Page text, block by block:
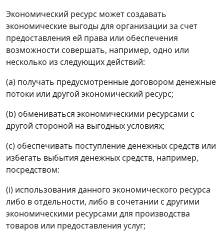
Экономический ресурс может создавать
экономические выгоды для организации за счет
предоставления ей права или обеспечения
возможности совершать, например, одно или
несколько из следующих действий:
(a) получать предусмотренные договором денежные
потоки или другой экономический ресурс;
(b) обмениваться экономическими ресурсами с
другой стороной на выгодных условиях;
(c) обеспечивать поступление денежных средств или
избегать выбытия денежных средств, например,
посредством:
(i) использования данного экономического ресурса
либо в отдельности, либо в сочетании с другими
экономическими ресурсами для производства
товаров или предоставления услуг;